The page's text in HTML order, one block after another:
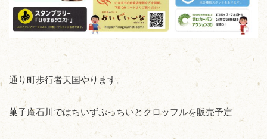
通り町歩行者天国やります。
菓子庵石川ではちいずぷっちいとクロッフルを販売予定